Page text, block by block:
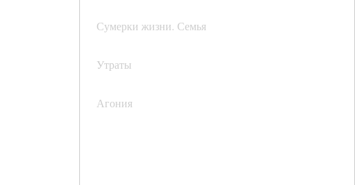
Сумерки жизни. Семья
Утраты
Агония